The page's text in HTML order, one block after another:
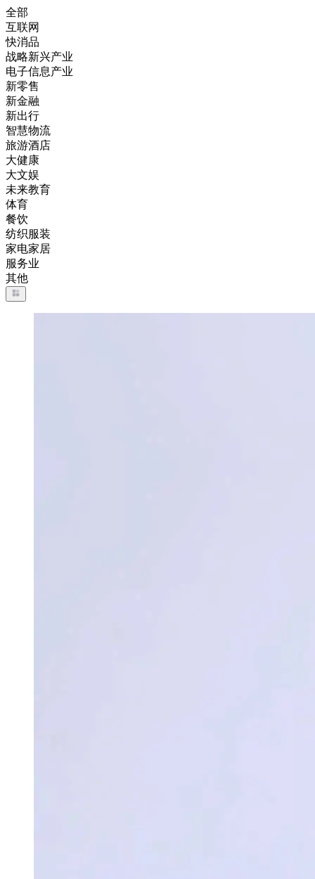
全部
互联网
快消品
战略新兴产业
电子信息产业
新零售
新金融
新出行
智慧物流
旅游酒店
大健康
大文娱
未来教育
体育
餐饮
纺织服装
家电家居
服务业
其他